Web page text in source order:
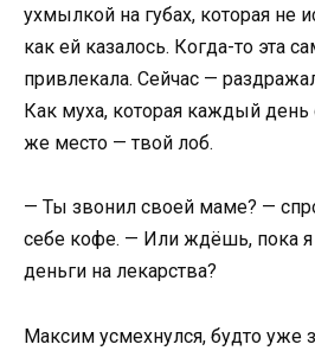
ухмылкой на губах, которая не
как ей казалось. Когда-то эта
привлекала. Сейчас —
Как муха, которая каждый день
же место — твой лоб.
— Ты звонил своей маме? —
себе кофе. — Или ждёшь, пока
деньги на лекарства?
Максим усмехнулся, будто уже